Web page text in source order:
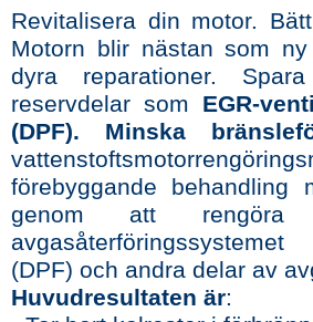
Revitalisera din motor.
Motorn blir nästan som
dyra reparationer.
reservdelar som EGR-
(DPF). Minska
förebyggande behandling
genom att
(DPF) och andra delar av
Huvudresultaten är: